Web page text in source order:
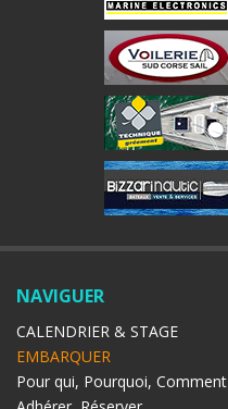
NAVIGUER
CALENDRIER & STAGE
EMBARQUER
Pour qui, Pourquoi, Comment